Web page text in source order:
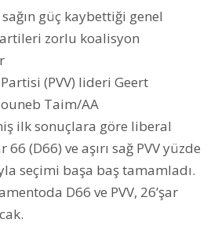
(PVV) lideri Geert
Taim/AA
ilk sonuçlara göre liberal
(D66) ve aşırı sağ PVV yüzde
seçimi başa baş tamamladı.
D66 ve PVV, 26’şar